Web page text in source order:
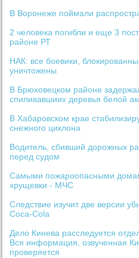
В Воронеже поймали
2 человека погибли и еще 3
районе РТ
НАК: все боевики,
уничтожены
В Брюховецком районе
спиливавшиих деревья белой
В Хабаровском крае
снежного циклона
Водитель, сбивший дорожных
перед судом
Самыми пожароопасными
хрущевки - МЧС
Следствие изучит две версии
Coca-Cola
Дело Кинева расследуется
Вся информация, озвученная
проверяется